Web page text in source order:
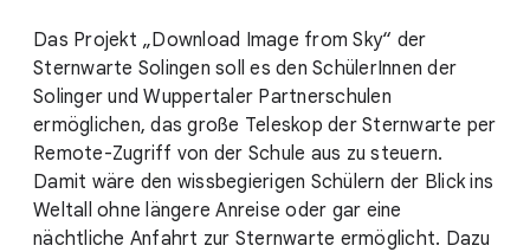
Das Projekt „Download Image from Sky“ der
Sternwarte Solingen soll es den SchülerInnen der
Solinger und Wuppertaler Partnerschulen
ermöglichen, das große Teleskop der Sternwarte per
Remote-Zugriff von der Schule aus zu steuern.
Damit wäre den wissbegierigen Schülern der Blick ins
Weltall ohne längere Anreise oder gar eine
nächtliche Anfahrt zur Sternwarte ermöglicht. Dazu